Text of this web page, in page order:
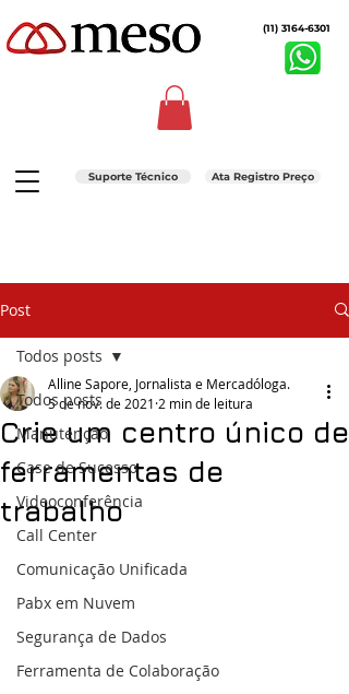
(11) 3164-6301
Suporte Técnico Ata Registro Preço
Post
Todos posts
Manutenção
Case de Sucesso
Videoconferência
Call Center
Comunicação Unificada
Pabx em Nuvem
Segurança de Dados
Ferramenta de Colaboração
Todos posts
Crie um centro único de
ferramentas de
trabalho
Alline Sapore, Jornalista e Mercadóloga.
5 de nov. de 2021 2 min de leitura